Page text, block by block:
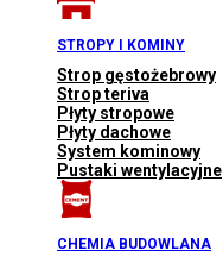
STROPY I KOMINY
Strop gęstożebrowy
Strop teriva
Płyty stropowe
Płyty dachowe
System kominowy
Pustaki wentylacyjne
CHEMIA BUDOWLANA